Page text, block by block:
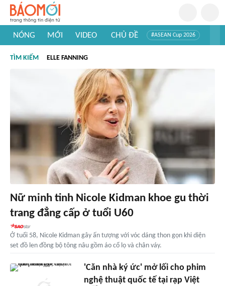
NÓNG MỚI VIDEO CHỦ ĐỀ #ASEAN Cup 2026
#Khám phá thế giới
TÌM KIẾM ELLE FANNING
Nữ minh tinh Nicole Kidman khoe gu thời
trang đẳng cấp ở tuổi U60
Ở tuổi 58, Nicole Kidman gây ấn tượng với vóc dáng thon gọn khi diện
set đồ len đồng bộ tông nâu gồm áo cổ lọ và chân váy.
'Căn nhà ký ức' mở lối cho phim
nghệ thuật quốc tế tại rạp Việt